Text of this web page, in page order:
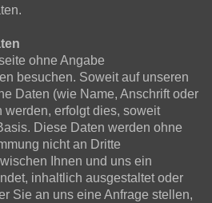
ohne Angabe
besuchen. Soweit auf unseren
Daten (wie Name, Anschrift oder
werden, erfolgt dies, soweit
Diese Daten werden ohne
nicht an Dritte
Ihnen und uns ein
inhaltlich ausgestaltet oder
Sie an uns eine Anfrage stellen,